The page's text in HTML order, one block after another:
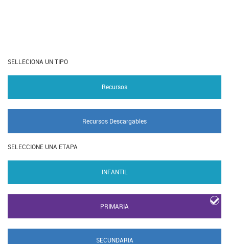
SELLECIONA UN TIPO
Recursos
Recursos Descargables
SELECCIONE UNA ETAPA
INFANTIL
PRIMARIA
SECUNDARIA